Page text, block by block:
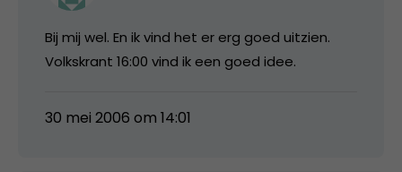
Bij mij wel. En ik vind het er erg goed uitzien.
Volkskrant 16:00 vind ik een goed idee.
30 mei 2006 om 14:01